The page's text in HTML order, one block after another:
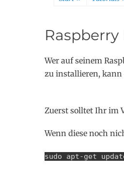
Wer auf seinem
zu installieren, kann
Zuerst solltet Ihr im
Wenn diese noch
sudo apt-get